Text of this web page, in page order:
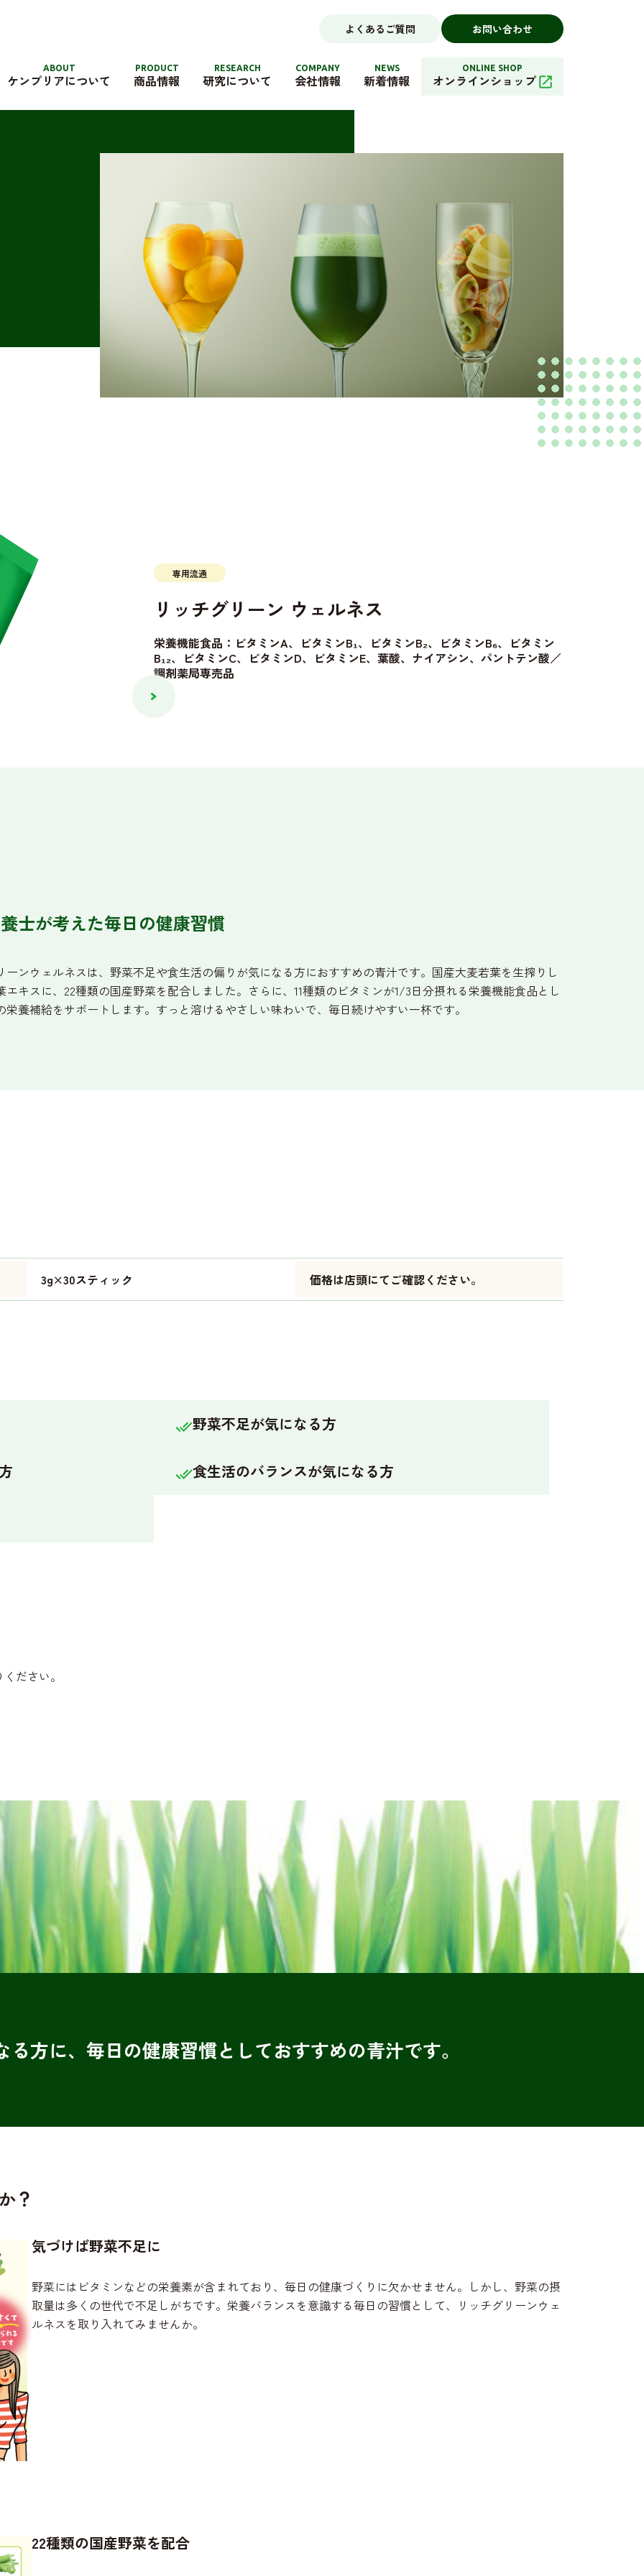
よくあるご質問 お問い合わせ
ABOUT
ケンプリアについて
PRODUCT
商品情報
RESEARCH
研究について
COMPANY
会社情報
NEWS
新着情報
ONLINE SHOP
オンラインショップ
専用流通
リッチグリーン ウェルネス
栄養機能食品：ビタミンA、ビタミンB₁、ビタミンB₂、ビタミンB₆、ビタミン
B₁₂、ビタミンC、ビタミンD、ビタミンE、葉酸、ナイアシン、パントテン酸／
調剤薬局専売品
士が考えた毎日の健康習慣
ーンウェルネスは、野菜不足や食生活の偏りが気になる方におすすめの青汁です。国産大麦若葉を生搾りし
エキスに、22種類の国産野菜を配合しました。さらに、11種類のビタミンが1/3日分摂れる栄養機能食品とし
栄養補給をサポートします。すっと溶けるやさしい味わいで、毎日続けやすい一杯です。
3g×30スティック 価格は店頭にてご確認ください。
野菜不足が気になる方
食生活のバランスが気になる方
ださい。
る方に、毎日の健康習慣としておすすめの青汁です。
？
気づけば野菜不足に
野菜にはビタミンなどの栄養素が含まれており、毎日の健康づくりに欠かせません。しかし、野菜の摂
取量は多くの世代で不足しがちです。栄養バランスを意識する毎日の習慣として、リッチグリーンウェ
ルネスを取り入れてみませんか。
22種類の国産野菜を配合